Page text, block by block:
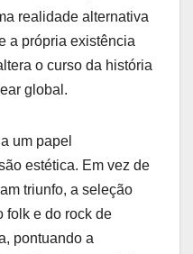
realidade alternativa
a própria existência
o curso da história
global.
um papel
estética. Em vez de
triunfo, a seleção
folk e do rock de
pontuando a